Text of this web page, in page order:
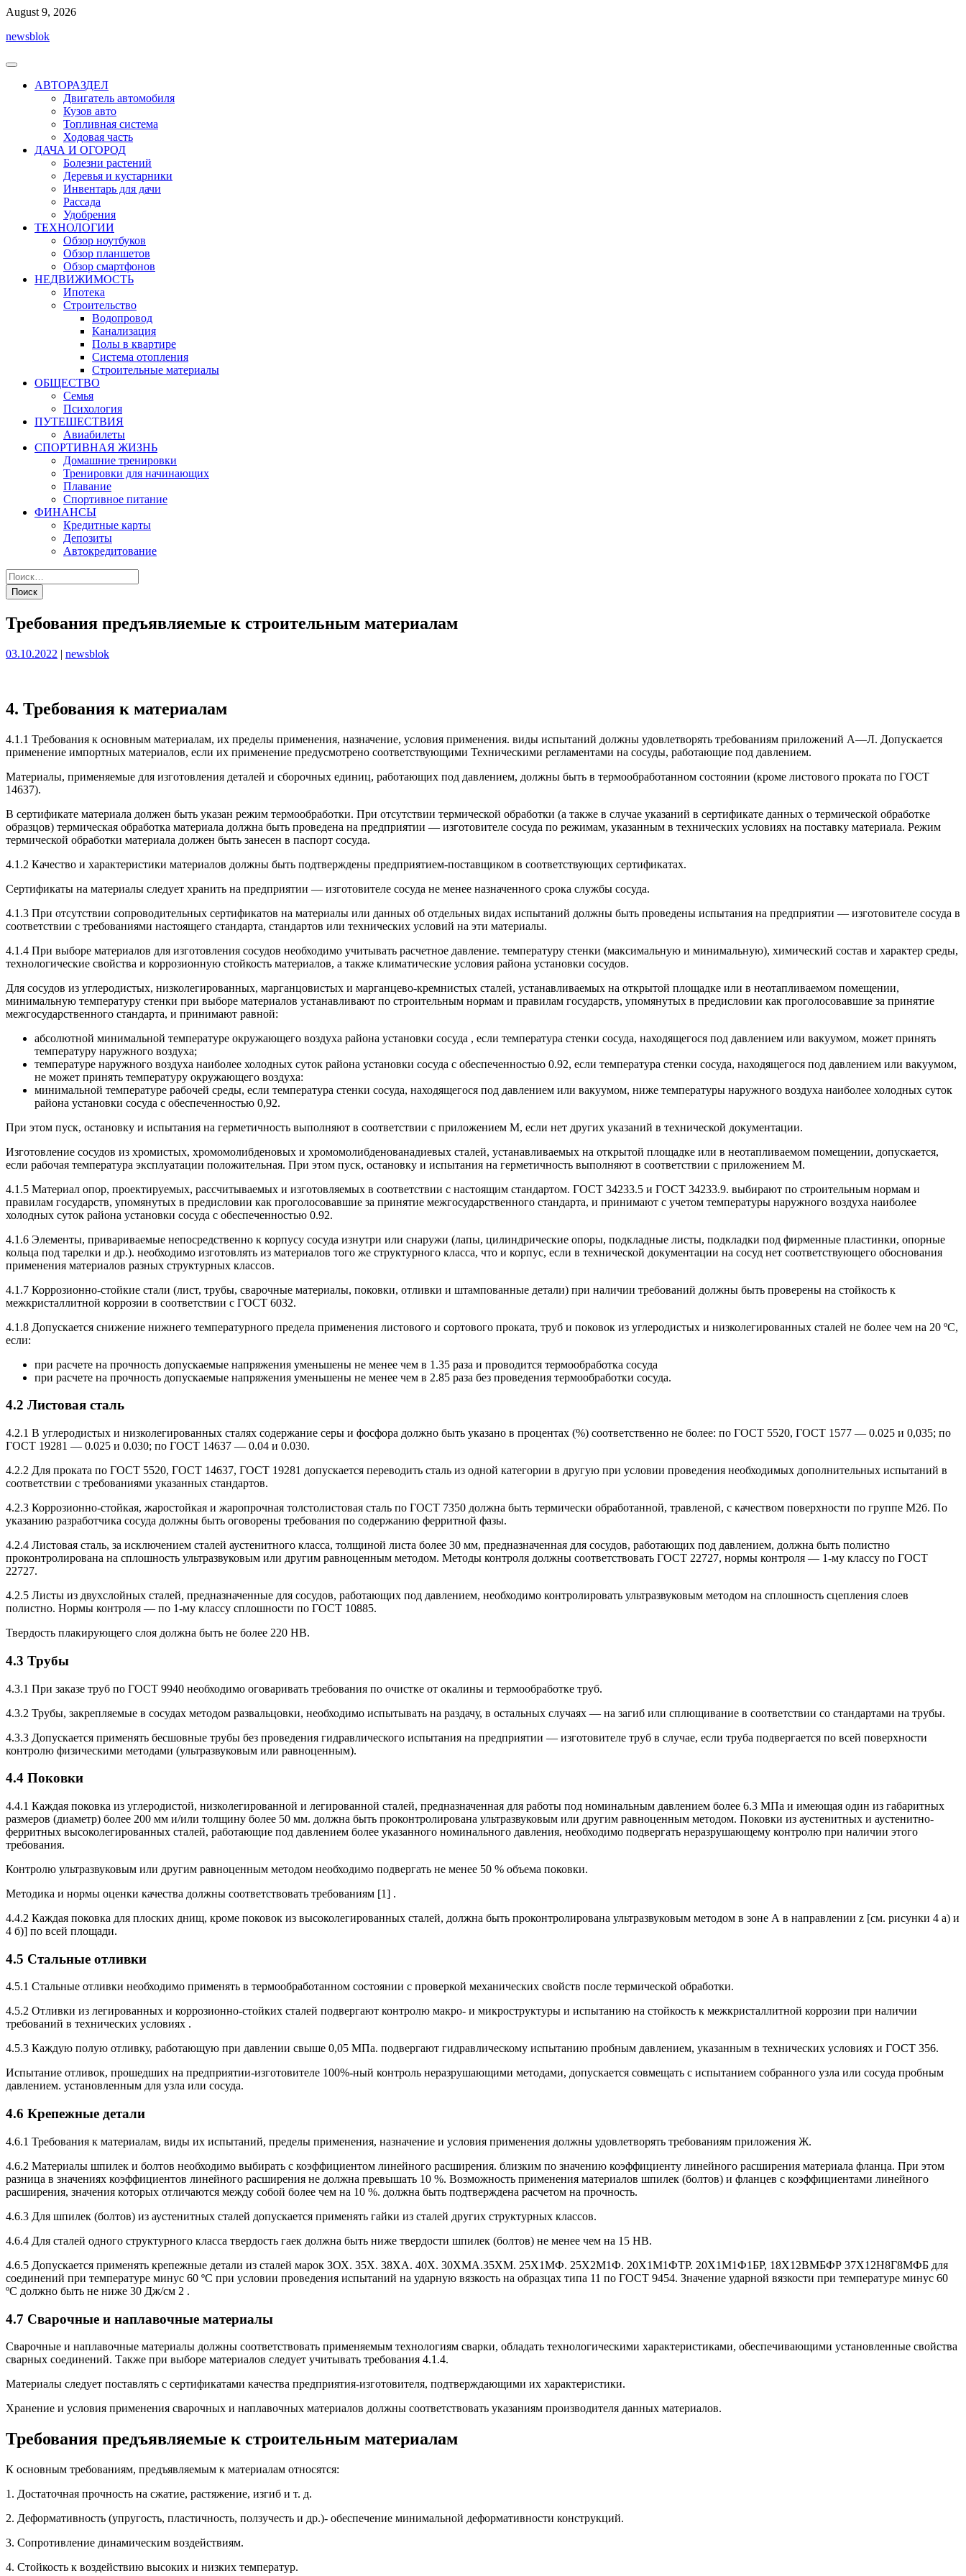
Перейти
содержимому
August 9, 2026
newsblok
АВТОРАЗДЕЛ
Двигатель автомобиля
Кузов авто
Топливная система
Ходовая часть
ДАЧА И ОГОРОД
Болезни растений
Деревья и кустарники
Инвентарь для дачи
Рассада
Удобрения
ТЕХНОЛОГИИ
Обзор ноутбуков
Обзор планшетов
Обзор смартфонов
НЕДВИЖИМОСТЬ
Ипотека
Строительство
Водопровод
Канализация
Полы в квартире
Система отопления
Строительные материалы
ОБЩЕСТВО
Семья
Психология
ПУТЕШЕСТВИЯ
Авиабилеты
СПОРТИВНАЯ ЖИЗНЬ
Домашние тренировки
Тренировки для начинающих
Плавание
Спортивное питание
ФИНАНСЫ
Кредитные карты
Депозиты
Автокредитование
Требования предъявляемые к строительным материалам
Опубликовано
03.10.2022 | Опубликовано
newsblok
4. Требования к материалам
4.1.1 Требования к основным материалам, их пределы применения, назначение, условия применения. виды испытаний должны удовлетворять требованиям приложений А—Л. Допускается
применение импортных материалов, если их применение предусмотрено соответствующими Техническими регламентами на сосуды, работающие под давлением.
Материалы, применяемые для изготовления деталей и сборочных единиц, работающих под давлением, должны быть в термообработанном состоянии (кроме листового проката по ГОСТ
14637).
В сертификате материала должен быть указан режим термообработки. При отсутствии термической обработки (а также в случае указаний в сертификате данных о термической обработке
образцов) термическая обработка материала должна быть проведена на предприятии — изготовителе сосуда по режимам, указанным в технических условиях на поставку материала. Режим
термической обработки материала должен быть занесен в паспорт сосуда.
4.1.2 Качество и характеристики материалов должны быть подтверждены предприятием-поставщиком в соответствующих сертификатах.
Сертификаты на материалы следует хранить на предприятии — изготовителе сосуда не менее назначенного срока службы сосуда.
4.1.3 При отсутствии сопроводительных сертификатов на материалы или данных об отдельных видах испытаний должны быть проведены испытания на предприятии — изготовителе сосуда в
соответствии с требованиями настоящего стандарта, стандартов или технических условий на эти материалы.
4.1.4 При выборе материалов для изготовления сосудов необходимо учитывать расчетное давление. температуру стенки (максимальную и минимальную), химический состав и характер среды,
технологические свойства и коррозионную стойкость материалов, а также климатические условия района установки сосудов.
Для сосудов из углеродистых, низколегированных, марганцовистых и марганцево-кремнистых сталей, устанавливаемых на открытой площадке или в неотапливаемом помещении,
минимальную температуру стенки при выборе материалов устанавливают по строительным нормам и правилам государств, упомянутых в предисловии как проголосовавшие за принятие
межгосударственного стандарта, и принимают равной:
абсолютной минимальной температуре окружающего воздуха района установки сосуда , если температура стенки сосуда, находящегося под давлением или вакуумом, может принять
температуру наружного воздуха;
температуре наружного воздуха наиболее холодных суток района установки сосуда с обеспеченностью 0.92, если температура стенки сосуда, находящегося под давлением или вакуумом,
не может принять температуру окружающего воздуха:
минимальной температуре рабочей среды, если температура стенки сосуда, находящегося под давлением или вакуумом, ниже температуры наружного воздуха наиболее холодных суток
района установки сосуда с обеспеченностью 0,92.
При этом пуск, остановку и испытания на герметичность выполняют в соответствии с приложением М, если нет других указаний в технической документации.
Изготовление сосудов из хромистых, хромомолибденовых и хромомолибденованадиевых сталей, устанавливаемых на открытой площадке или в неотапливаемом помещении, допускается,
если рабочая температура эксплуатации положительная. При этом пуск, остановку и испытания на герметичность выполняют в соответствии с приложением М.
4.1.5 Материал опор, проектируемых, рассчитываемых и изготовляемых в соответствии с настоящим стандартом. ГОСТ 34233.5 и ГОСТ 34233.9. выбирают по строительным нормам и
правилам государств, упомянутых в предисловии как проголосовавшие за принятие межгосударственного стандарта, и принимают с учетом температуры наружного воздуха наиболее
холодных суток района установки сосуда с обеспеченностью 0.92.
4.1.6 Элементы, привариваемые непосредственно к корпусу сосуда изнутри или снаружи (лапы, цилиндрические опоры, подкладные листы, подкладки под фирменные пластинки, опорные
кольца под тарелки и др.). необходимо изготовлять из материалов того же структурного класса, что и корпус, если в технической документации на сосуд нет соответствующего обоснования
применения материалов разных структурных классов.
4.1.7 Коррозионно-стойкие стали (лист, трубы, сварочные материалы, поковки, отливки и штампованные детали) при наличии требований должны быть проверены на стойкость к
межкристаллитной коррозии в соответствии с ГОСТ 6032.
4.1.8 Допускается снижение нижнего температурного предела применения листового и сортового проката, труб и поковок из углеродистых и низколегированных сталей не более чем на 20 ºС,
если:
при расчете на прочность допускаемые напряжения уменьшены не менее чем в 1.35 раза и проводится термообработка сосуда
при расчете на прочность допускаемые напряжения уменьшены не менее чем в 2.85 раза без проведения термообработки сосуда.
4.2 Листовая сталь
4.2.1 В углеродистых и низколегированных сталях содержание серы и фосфора должно быть указано в процентах (%) соответственно не более: по ГОСТ 5520, ГОСТ 1577 — 0.025 и 0,035; по
ГОСТ 19281 — 0.025 и 0.030; по ГОСТ 14637 — 0.04 и 0.030.
4.2.2 Для проката по ГОСТ 5520, ГОСТ 14637, ГОСТ 19281 допускается переводить сталь из одной категории в другую при условии проведения необходимых дополнительных испытаний в
соответствии с требованиями указанных стандартов.
4.2.3 Коррозионно-стойкая, жаростойкая и жаропрочная толстолистовая сталь по ГОСТ 7350 должна быть термически обработанной, травленой, с качеством поверхности по группе М2б. По
указанию разработчика сосуда должны быть оговорены требования по содержанию ферритной фазы.
4.2.4 Листовая сталь, за исключением сталей аустенитного класса, толщиной листа более 30 мм, предназначенная для сосудов, работающих под давлением, должна быть полистно
проконтролирована на сплошность ультразвуковым или другим равноценным методом. Методы контроля должны соответствовать ГОСТ 22727, нормы контроля — 1-му классу по ГОСТ
22727.
4.2.5 Листы из двухслойных сталей, предназначенные для сосудов, работающих под давлением, необходимо контролировать ультразвуковым методом на сплошность сцепления слоев
полистно. Нормы контроля — по 1-му классу сплошности по ГОСТ 10885.
Твердость плакирующего слоя должна быть не более 220 НВ.
4.3 Трубы
4.3.1 При заказе труб по ГОСТ 9940 необходимо оговаривать требования по очистке от окалины и термообработке труб.
4.3.2 Трубы, закрепляемые в сосудах методом развальцовки, необходимо испытывать на раздачу, в остальных случаях — на загиб или сплющивание в соответствии со стандартами на трубы.
4.3.3 Допускается применять бесшовные трубы без проведения гидравлического испытания на предприятии — изготовителе труб в случае, если труба подвергается по всей поверхности
контролю физическими методами (ультразвуковым или равноценным).
4.4 Поковки
4.4.1 Каждая поковка из углеродистой, низколегированной и легированной сталей, предназначенная для работы под номинальным давлением более 6.3 МПа и имеющая один из габаритных
размеров (диаметр) более 200 мм и/или толщину более 50 мм. должна быть проконтролирована ультразвуковым или другим равноценным методом. Поковки из аустенитных и аустенитно-
ферритных высоколегированных сталей, работающие под давлением более указанного номинального давления, необходимо подвергать неразрушающему контролю при наличии этого
требования.
Контролю ультразвуковым или другим равноценным методом необходимо подвергать не менее 50 % объема поковки.
Методика и нормы оценки качества должны соответствовать требованиям [1] .
4.4.2 Каждая поковка для плоских днищ, кроме поковок из высоколегированных сталей, должна быть проконтролирована ультразвуковым методом в зоне А в направлении z [см. рисунки 4 а) и
4 б)] по всей площади.
4.5 Стальные отливки
4.5.1 Стальные отливки необходимо применять в термообработанном состоянии с проверкой механических свойств после термической обработки.
4.5.2 Отливки из легированных и коррозионно-стойких сталей подвергают контролю макро- и микроструктуры и испытанию на стойкость к межкристаллитной коррозии при наличии
требований в технических условиях .
4.5.3 Каждую полую отливку, работающую при давлении свыше 0,05 МПа. подвергают гидравлическому испытанию пробным давлением, указанным в технических условиях и ГОСТ 356.
Испытание отливок, прошедших на предприятии-изготовителе 100%-ный контроль неразрушающими методами, допускается совмещать с испытанием собранного узла или сосуда пробным
давлением. установленным для узла или сосуда.
4.6 Крепежные детали
4.6.1 Требования к материалам, виды их испытаний, пределы применения, назначение и условия применения должны удовлетворять требованиям приложения Ж.
4.6.2 Материалы шпилек и болтов необходимо выбирать с коэффициентом линейного расширения. близким по значению коэффициенту линейного расширения материала фланца. При этом
разница в значениях коэффициентов линейного расширения не должна превышать 10 %. Возможность применения материалов шпилек (болтов) и фланцев с коэффициентами линейного
расширения, значения которых отличаются между собой более чем на 10 %. должна быть подтверждена расчетом на прочность.
4.6.3 Для шпилек (болтов) из аустенитных сталей допускается применять гайки из сталей других структурных классов.
4.6.4 Для сталей одного структурного класса твердость гаек должна быть ниже твердости шпилек (болтов) не менее чем на 15 НВ.
4.6.5 Допускается применять крепежные детали из сталей марок ЗОХ. 35Х. 38ХА. 40Х. 30ХМА.35ХМ. 25X1МФ. 25Х2М1Ф. 20Х1М1ФТР. 20Х1М1Ф1БР, 18Х12ВМБФР 37Х12Н8Г8МФБ для
соединений при температуре минус 60 ºС при условии проведения испытаний на ударную вязкость на образцах типа 11 по ГОСТ 9454. Значение ударной вязкости при температуре минус 60
ºС должно быть не ниже 30 Дж/см 2 .
4.7 Сварочные и наплавочные материалы
Сварочные и наплавочные материалы должны соответствовать применяемым технологиям сварки, обладать технологическими характеристиками, обеспечивающими установленные свойства
сварных соединений. Также при выборе материалов следует учитывать требования 4.1.4.
Материалы следует поставлять с сертификатами качества предприятия-изготовителя, подтверждающими их характеристики.
Хранение и условия применения сварочных и наплавочных материалов должны соответствовать указаниям производителя данных материалов.
Требования предъявляемые к строительным материалам
К основным требованиям, предъявляемым к материалам относятся:
1. Достаточная прочность на сжатие, растяжение, изгиб и т. д.
2. Деформативность (упругость, пластичность, ползучесть и др.)- обеспечение минимальной деформативности конструкций.
3. Сопротивление динамическим воздействиям.
4. Стойкость к воздействию высоких и низких температур.